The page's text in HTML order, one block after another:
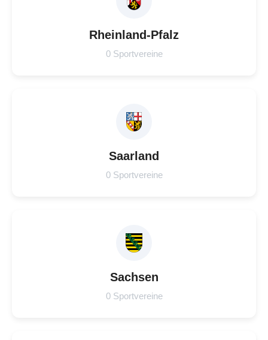
Rheinland-Pfalz
0 Sportvereine
Saarland
0 Sportvereine
Sachsen
0 Sportvereine